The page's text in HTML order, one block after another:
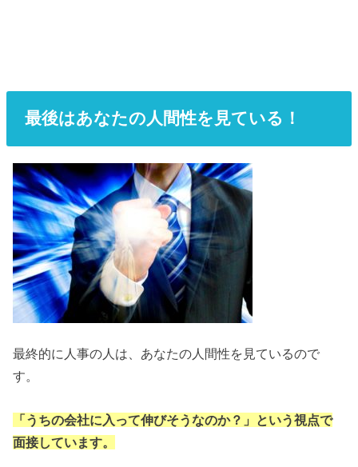
最後はあなたの人間性を見ている！
最終的に人事の人は、あなたの人間性を見ているので
す。
「うちの会社に入って伸びそうなのか？」という視点で
面接しています。